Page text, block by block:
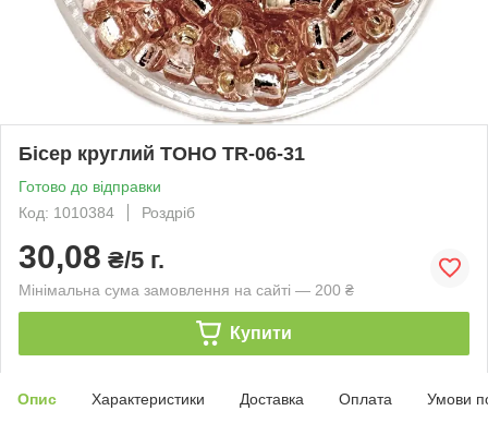
Бісер круглий TOHO TR-06-31
Готово до відправки
Код: 1010384
Роздріб
30,08 ₴/5 г.
Мінімальна сума замовлення на сайті — 200 ₴
Купити
Опис Характеристики Доставка Оплата Умови